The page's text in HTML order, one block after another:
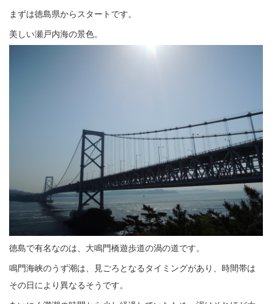
まずは徳島県からスタートです。
美しい瀬戸内海の景色。
徳島で有名なのは、大鳴門橋遊歩道の渦の道です。
鳴門海峡のうず潮は、見ごろとなるタイミングがあり、時間帯は
その日により異なるそうです。